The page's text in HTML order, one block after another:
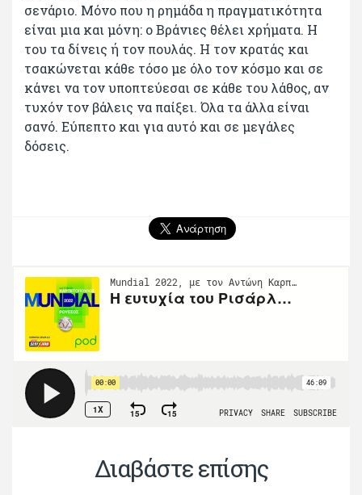
σενάριο. Μόνο που η ρημάδα η πραγματικότητα
είναι μια και μόνη: ο Βράνιες θέλει χρήματα. Η
του τα δίνεις ή τον πουλάς. Η τον κρατάς και
τσακώνεται κάθε τόσο με όλο τον κόσμο και σε
κάνει να τον υποπτεύεσαι σε κάθε του λάθος, αν
τυχόν τον βάλεις να παίξει. Όλα τα άλλα είναι
σανό. Εύπεπτο και για αυτό και σε μεγάλες
δόσεις.
Διαβάστε επίσης